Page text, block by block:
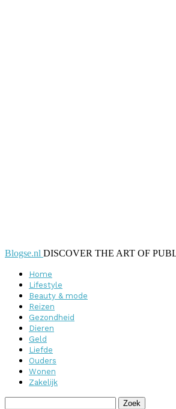
Blogse.nl DISCOVER THE ART OF
Home
Lifestyle
Beauty & mode
Reizen
Gezondheid
Dieren
Geld
Liefde
Ouders
Wonen
Zakelijk